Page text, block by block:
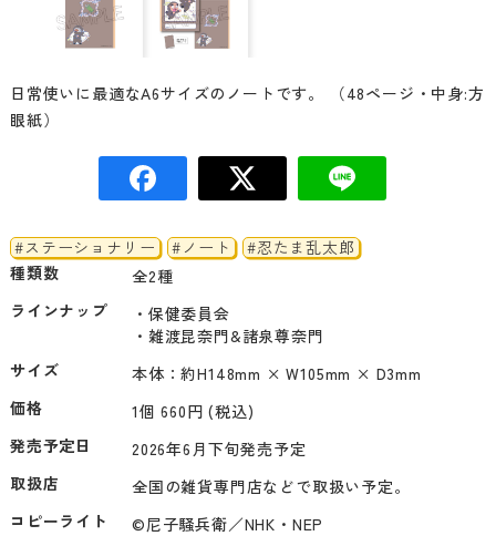
日常使いに最適なA6サイズのノートです。 （48ページ・中身:方
眼紙）
#ステーショナリー #ノート
#忍たま乱太郎
種類数
全2種
ラインナップ
・保健委員会
・雑渡昆奈門&諸泉尊奈門
サイズ
本体：約H148mm × W105mm × D3mm
価格
1個 660円 (税込)
発売予定日
2026年6月下旬発売予定
取扱店
全国の雑貨専門店などで取扱い予定。
コピーライト
©尼子騒兵衛／NHK・NEP